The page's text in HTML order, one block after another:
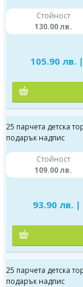
Стойност
130.00 лв.
105.90 лв.
25 парчета детска
подарък надпис
Стойност
109.00 лв.
93.90 лв. |
25 парчета детска
подарък надпис